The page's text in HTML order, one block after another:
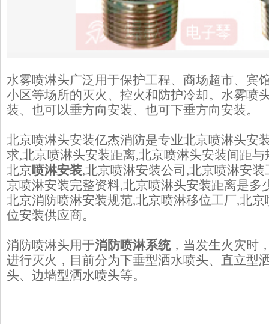
水雾喷淋头广泛用于保护工程、商场超市、宾
小区等场所的灭火、控火和防护冷却。水雾喷
装、也可以垂方向安装、也可下垂方向安装。
北京喷淋头安装亿杰消防是专业北京喷淋头安
求,北京喷淋头安装距离,北京喷淋头安装间距
北京喷淋安装,北京喷淋安装公司,北京喷淋安
京喷淋安装完整资料,北京喷淋头安装距离是多
北京消防喷淋安装规范,北京喷淋移位工厂,北
位安装供应商。
消防喷淋头用于消防喷淋系统，当发生火灾时
进行灭火，目前分为下垂型洒水喷头、直立型
头、边墙型洒水喷头等。